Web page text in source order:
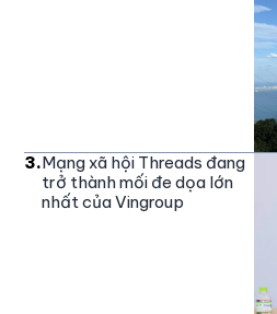
3.Mạng xã hội Threads đang
trở thành mối đe dọa lớn
nhất của Vingroup